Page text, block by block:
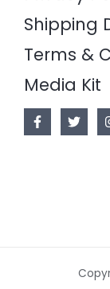
Shipping
Terms &
Media Kit